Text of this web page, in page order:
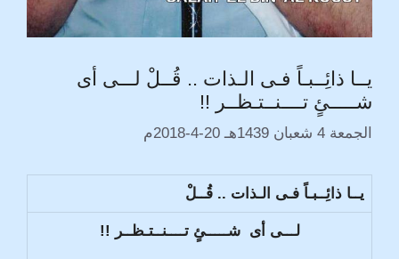
يــا ذائِــبـاً فـى الـذات .. قُــلْ لـــى أى
شـــــئٍ تــــنــتـظــر !!
الجمعة 4 شعبان 1439هـ 20-4-2018م
يــا ذائِــبـاً فـى الـذات .. قُــلْ
لـــى أى شـــــئٍ تــــنــتـظــر !!